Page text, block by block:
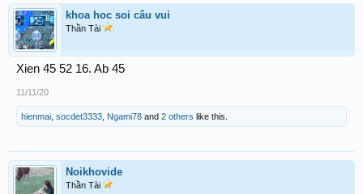
khoa hoc soi câu vui
Thần Tài
Xien 45 52 16. Ab 45
11/11/20
hienmai socdet3333 Ngami78 and 2 others like this.
Noikhovide
Thần Tài